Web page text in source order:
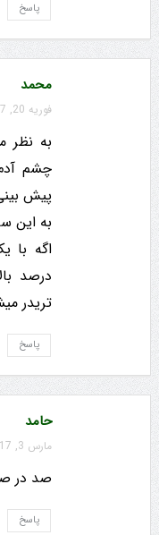
پاسخ
محمد
فوریه 20, 2017 در 7:26 ب.ظ
به نظر
چشم
پیش
به این
درصد
تریدر
پاسخ
حامد
مارس 3, 2017 در 5:10 ق.ظ
صد در
پاسخ